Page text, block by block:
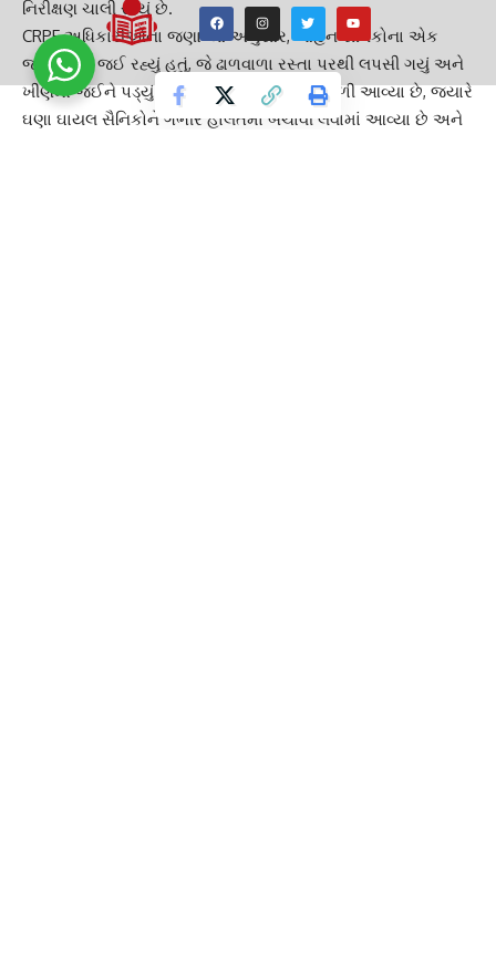
નિરીક્ષણ ચાલી રહ્યું છે.
CRPF અધિકારીઓના જણાવ્યા અનુસાર, ‘વાહન સૈનિકોના એક
જૂથને લઈ જઈ રહ્યું હતું, જે ઢાળવાળા રસ્તા પરથી લપસી ગયું અને
ખીણમાં જઈને પડ્યું. ઘટનાસ્થળેથી બે મૃતદેહ મળી આવ્યા છે, જ્યારે
ઘણા ઘાયલ સૈનિકોને ગંભીર હાલતમાં બચાવી લેવામાં આવ્યા છે અને